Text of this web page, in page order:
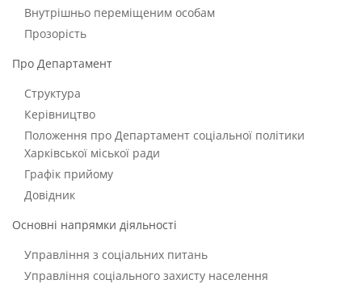
Внутрішньо переміщеним особам
Прозорість
Про Департамент
Структура
Керівництво
Положення про Департамент соціальної політики
Харківської міської ради
Графік прийому
Довідник
Основні напрямки діяльності
Управління з соціальних питань
Управління соціального захисту населення